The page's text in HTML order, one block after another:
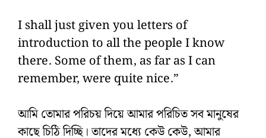
I shall just given you letters of
introduction to all the people I know
there. Some of them, as far as I can
remember, were quite nice.”
আমি তোমার পরিচয় দিয়ে আমার পরিচিত সব মানুষের
কাছে চিঠি দিচ্ছি। তাদের মধ্যে কেউ কেউ, আমার